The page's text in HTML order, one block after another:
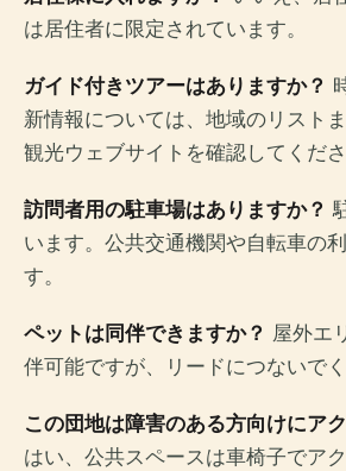
は居住者に限定されています。
ガイド付きツアーはありますか？
新情報については、地域のリスト
観光ウェブサイトを確認してくださ
訪問者用の駐車場はありますか？
います。公共交通機関や自転車の
す。
ペットは同伴できますか？ 屋外エ
伴可能ですが、リードにつないでく
この団地は障害のある方向けにア
はい、公共スペースは車椅子でア